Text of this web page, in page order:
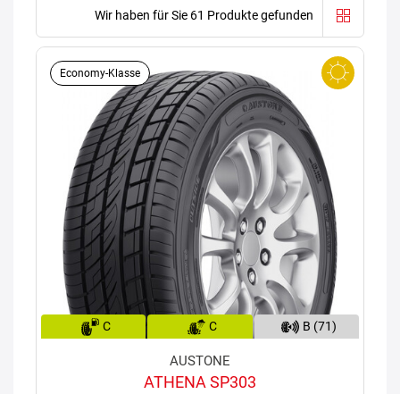
Wir haben für Sie 61 Produkte gefunden
Economy-Klasse
C C B (71)
AUSTONE
ATHENA SP303